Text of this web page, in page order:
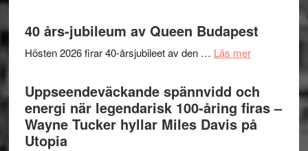
Spider-
Man:
Brand
Day
–
kan
40 års-jubileum av Queen Budapest
Hösten 2026 firar 40-årsjubileet av den … Läs merom
års-
jubileum
av
Queen
Uppseendeväckande spännvidd och
energi när legendarisk 100-åring firas –
Wayne Tucker hyllar Miles Davis på
Utopia